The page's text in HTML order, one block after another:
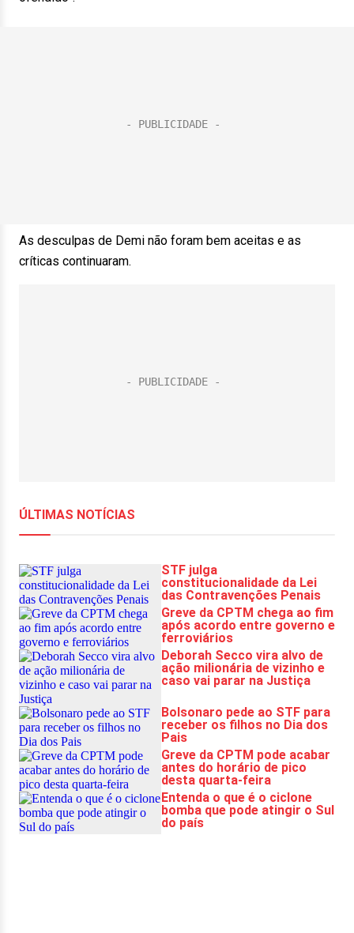
As desculpas de Demi não foram bem aceitas e as
críticas continuaram.